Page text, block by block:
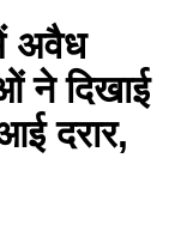
अवैध
ने दिखाई
दरार,